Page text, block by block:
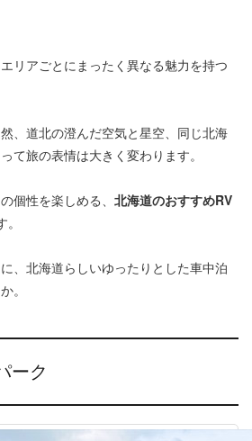
リアごとにまったく異なる魅力を持つ
、道北の澄んだ空気と星空、同じ北海
て旅の表情は大きく変わります。
個性を楽しめる、 北海道のおすすめRV
、北海道らしいゆったりとした車中泊
。
ーク